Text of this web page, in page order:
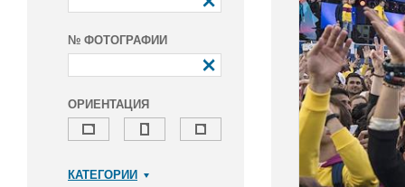
№ ФОТОГРАФИИ
ОРИЕНТАЦИЯ
КАТЕГОРИИ